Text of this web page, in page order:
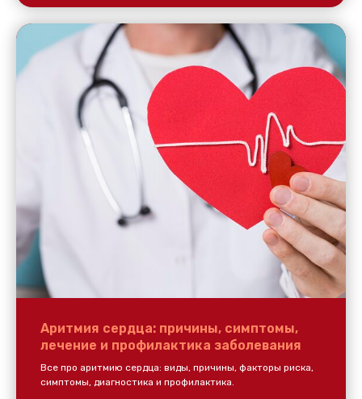
Аритмия сердца: причины, симптомы,
лечение и профилактика заболевания
Все про аритмию сердца: виды, причины, факторы риска,
симптомы, диагностика и профилактика.